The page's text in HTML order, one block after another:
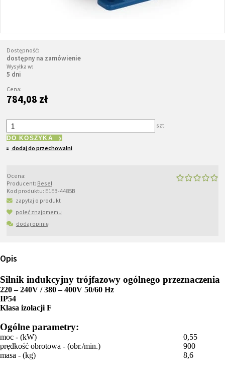
Dostępność:
dostępny na zamówienie
Wysyłka w:
5 dni
Cena:
784,08 zł
szt.
DO KOSZYKA
dodaj do przechowalni
Ocena:
Producent: Besel
Kod produktu: E1EB-4485B
zapytaj o produkt
poleć znajomemu
dodaj opinię
Opis
Silnik indukcyjny trójfazowy ogólnego przeznaczenia
220 – 240V / 380 – 400V 50/60 Hz
IP54
Klasa izolacji F
Ogólne parametry:
moc - (kW)
0,55
prędkość obrotowa - (obr./min.)
900
masa - (kg)
8,6